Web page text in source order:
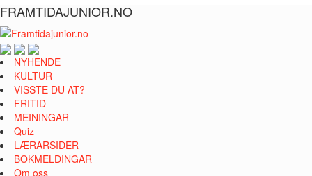
FRAMTIDAJUNIOR.NO
NYHENDE
KULTUR
VISSTE DU AT?
FRITID
MEININGAR
Quiz
LÆRARSIDER
BOKMELDINGAR
Om oss